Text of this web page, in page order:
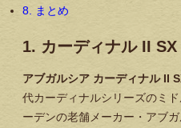
8. まとめ
1. カーディナル II SX
アブガルシア カーディナル II
代カーディナルシリーズのミ
ーデンの老舗メーカー・アブ